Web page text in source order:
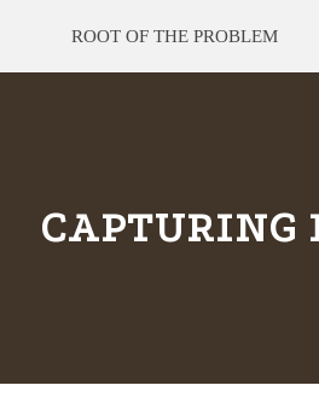
ROOT OF THE PROBLEM
CAPTURING